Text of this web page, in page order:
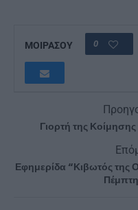
ΜΟΙΡΑΣΟΥ 0
Γιορτή της
Εφημερίδα “Κιβωτός της